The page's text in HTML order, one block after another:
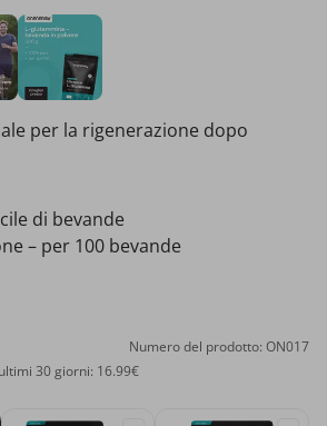
per la rigenerazione dopo
di bevande
– per 100 bevande
Numero del prodotto: ON017
30 giorni: 16.99€